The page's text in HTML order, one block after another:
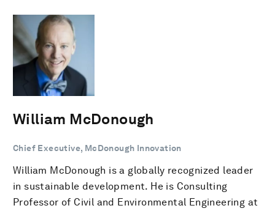
William McDonough
Chief Executive, McDonough Innovation
William McDonough is a globally recognized leader
in sustainable development. He is Consulting
Professor of Civil and Environmental Engineering at